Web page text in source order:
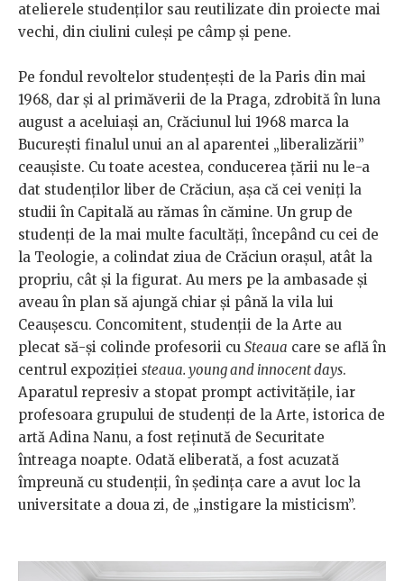
atelierele studenților sau reutilizate din proiecte mai
vechi, din ciulini culeși pe câmp și pene.
Pe fondul revoltelor studențești de la Paris din mai
1968, dar și al primăverii de la Praga, zdrobită în luna
august a aceluiași an, Crăciunul lui 1968 marca la
București finalul unui an al aparentei „liberalizării”
ceaușiste. Cu toate acestea, conducerea țării nu le-a
dat studenților liber de Crăciun, așa că cei veniți la
studii în Capitală au rămas în cămine. Un grup de
studenți de la mai multe facultăți, începând cu cei de
la Teologie, a colindat ziua de Crăciun orașul, atât la
propriu, cât și la figurat. Au mers pe la ambasade și
aveau în plan să ajungă chiar și până la vila lui
Ceaușescu. Concomitent, studenții de la Arte au
plecat să-și colinde profesorii cu Steaua care se află în
centrul expoziției steaua. young and innocent days.
Aparatul represiv a stopat prompt activitățile, iar
profesoara grupului de studenți de la Arte, istorica de
artă Adina Nanu, a fost reținută de Securitate
întreaga noapte. Odată eliberată, a fost acuzată
împreună cu studenții, în ședința care a avut loc la
universitate a doua zi, de „instigare la misticism”.​